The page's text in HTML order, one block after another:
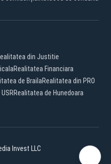
din Justitie
Realitatea Financiara
de BrailaRealitatea din PRO
Realitatea de Hunedoara
Invest LLC